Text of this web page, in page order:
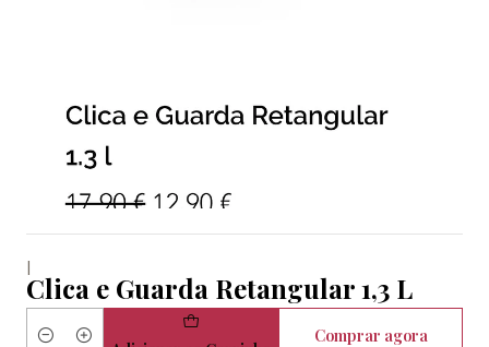
|
Clica e Guarda Retangular 1,3 L
Comprar agora